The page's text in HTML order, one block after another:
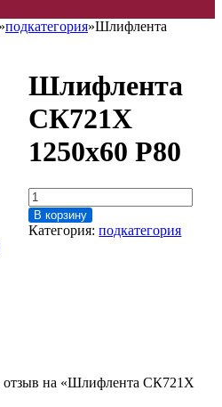
»подкатегория»Шлифлента
Шлифлента
СК721Х
1250х60 P80
Количество
товара
Шлифлента
СК721Х
В корзину
Категория:подкатегория
отзыв на «Шлифлента СК721Х